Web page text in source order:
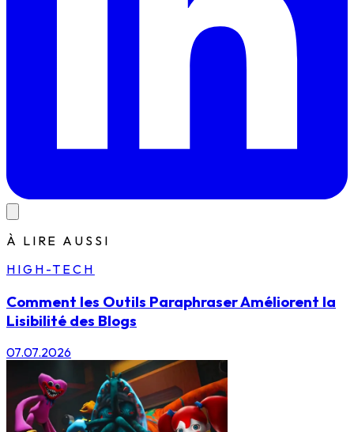
À LIRE AUSSI
HIGH-TECH
Comment les Outils Paraphraser Améliorent la
Lisibilité des Blogs
07.07.2026